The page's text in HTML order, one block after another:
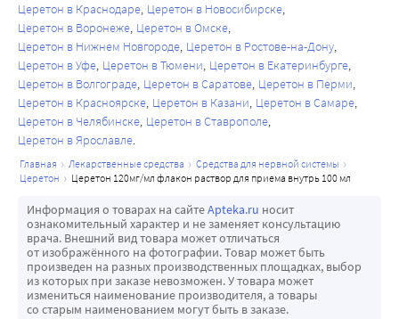
Церетон в Краснодаре Церетон в Новосибирске
Церетон в Воронеже Церетон в Омске
Церетон в Нижнем Новгороде Церетон в Ростове-на-Дону
Церетон в Уфе Церетон в Тюмени Церетон в Екатеринбурге
Церетон в Волгограде Церетон в Саратове Церетон в Перми
Церетон в Красноярске Церетон в Казани Церетон в Самаре
Церетон в Челябинске Церетон в Ставрополе
Церетон в Ярославле
главная лекарственные средства
средства для нервной системы
церетон
церетон 120мг/мл флакон раствор для приема внутрь 100 мл
Информация о товарах на сайтеApteka.ru носит
ознакомительный характер и не заменяет консультацию
врача. Внешний вид товара может отличаться
от изображённого на фотографии. Товар может быть
произведен на разных производственных площадках, выбор
из которых при заказе невозможен. У товара может
измениться наименование производителя, а товары
со старым наименованием могут быть в заказе.